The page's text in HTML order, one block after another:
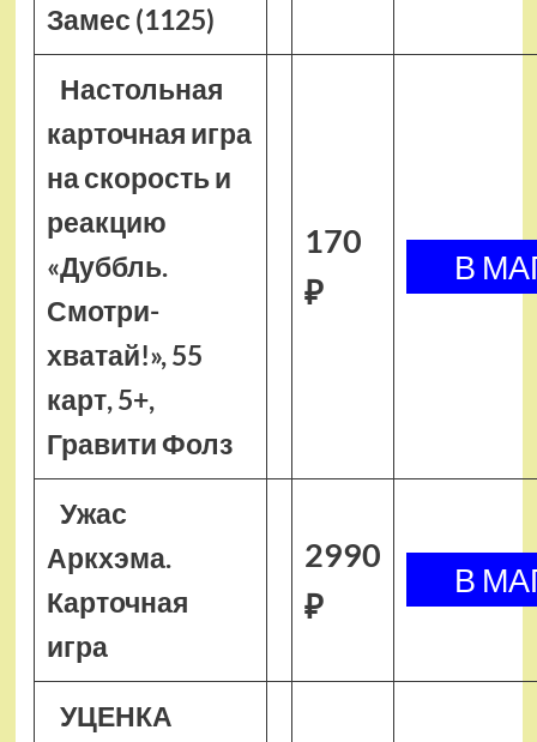
Замес (1125)
Настольная
карточная игра
на скорость и
реакцию
«Дуббль.
Смотри-
хватай!», 55
карт, 5+,
Гравити Фолз
170
₽
Ужас
Аркхэма.
Карточная
игра
2990
₽
УЦЕНКА